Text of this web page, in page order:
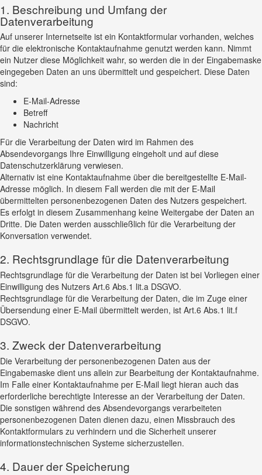
1. Beschreibung und Umfang der
Datenverarbeitung
Auf unserer Internetseite ist ein Kontaktformular vorhanden, welches
für die elektronische Kontaktaufnahme genutzt werden kann. Nimmt
ein Nutzer diese Möglichkeit wahr, so werden die in der Eingabemaske
eingegeben Daten an uns übermittelt und gespeichert. Diese Daten
sind:
E-Mail-Adresse
Betreff
Nachricht
Für die Verarbeitung der Daten wird im Rahmen des
Absendevorgangs Ihre Einwilligung eingeholt und auf diese
Datenschutzerklärung verwiesen.
Alternativ ist eine Kontaktaufnahme über die bereitgestellte E-Mail-
Adresse möglich. In diesem Fall werden die mit der E-Mail
übermittelten personenbezogenen Daten des Nutzers gespeichert.
Es erfolgt in diesem Zusammenhang keine Weitergabe der Daten an
Dritte. Die Daten werden ausschließlich für die Verarbeitung der
Konversation verwendet.
2. Rechtsgrundlage für die Datenverarbeitung
Rechtsgrundlage für die Verarbeitung der Daten ist bei Vorliegen einer
Einwilligung des Nutzers Art.6 Abs.1 lit.a DSGVO.
Rechtsgrundlage für die Verarbeitung der Daten, die im Zuge einer
Übersendung einer E-Mail übermittelt werden, ist Art.6 Abs.1 lit.f
DSGVO.
3. Zweck der Datenverarbeitung
Die Verarbeitung der personenbezogenen Daten aus der
Eingabemaske dient uns allein zur Bearbeitung der Kontaktaufnahme.
Im Falle einer Kontaktaufnahme per E-Mail liegt hieran auch das
erforderliche berechtigte Interesse an der Verarbeitung der Daten.
Die sonstigen während des Absendevorgangs verarbeiteten
personenbezogenen Daten dienen dazu, einen Missbrauch des
Kontaktformulars zu verhindern und die Sicherheit unserer
informationstechnischen Systeme sicherzustellen.
4. Dauer der Speicherung